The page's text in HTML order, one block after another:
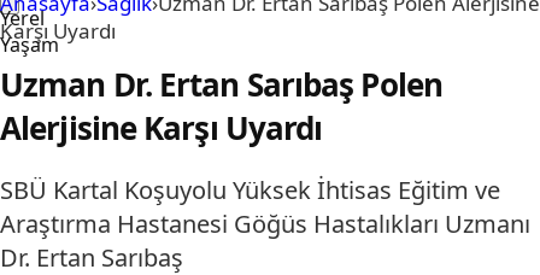
Yerel
Yaşam
Karşı Uyardı
Uzman Dr. Ertan Sarıbaş Polen
Alerjisine Karşı Uyardı
SBÜ Kartal Koşuyolu Yüksek İhtisas Eğitim ve
Araştırma Hastanesi Göğüs Hastalıkları Uzmanı
Dr. Ertan Sarıbaş